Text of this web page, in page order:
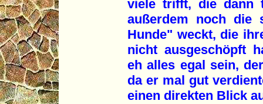
viele trifft, die dann
außerdem noch die
Hunde" weckt, die
nicht ausgeschöpft
eh alles egal sein,
da er mal gut
einen direkten Blick